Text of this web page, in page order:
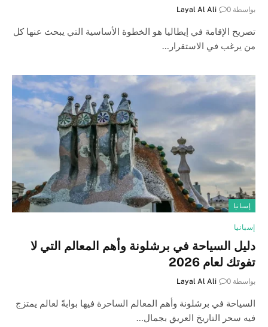
بواسطة Layal Al Ali 0
تصريح الإقامة في إيطاليا هو الخطوة الأساسية التي يبحث عنها كل
من يرغب في الاستقرار…
إسبانيا
إسبانيا
دليل السياحة في برشلونة وأهم المعالم التي لا
تفوتك لعام 2026
بواسطة Layal Al Ali 0
السياحة في برشلونة وأهم المعالم الساحرة فيها بوابةً لعالم يمتزج
فيه سحر التاريخ العريق بجمال…